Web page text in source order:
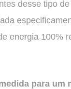
desse tipo
energia 100%
para um